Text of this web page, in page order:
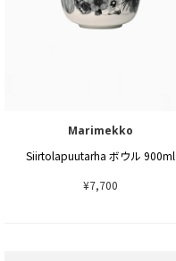
Marimekko
Siirtolapuutarha ボウル 900ml
¥7,700